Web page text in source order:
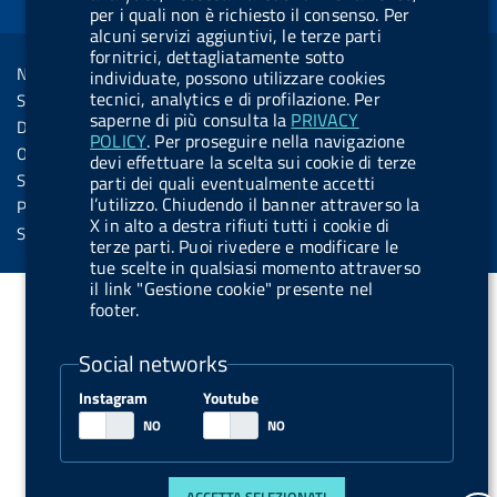
per i quali non è richiesto il consenso. Per
alcuni servizi aggiuntivi, le terze parti
fornitrici, dettagliatamente sotto
individuate, possono utilizzare cookies
tecnici, analytics e di profilazione. Per
saperne di più consulta la PRIVACY
POLICY. Per proseguire nella navigazione
devi effettuare la scelta sui cookie di terze
parti dei quali eventualmente accetti
l’utilizzo. Chiudendo il banner attraverso la
X in alto a destra rifiuti tutti i cookie di
terze parti. Puoi rivedere e modificare le
tue scelte in qualsiasi momento attraverso
il link "Gestione cookie" presente nel
footer.
Social networks
Instagram Youtube
b
u
t
t
o
n
.
i
n
s
t
a
g
r
a
m
y
e b
u
t
t
o
n
s
p
o
y
Sezione Link Utili
Note legali
Social Media Policy
Dichiarazione di accessibilità
Obiettivi di accessibilità
Statistiche sito
Privacy
Servizi Online